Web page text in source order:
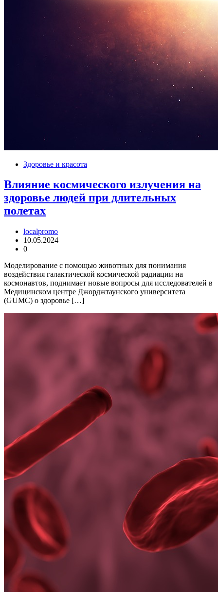
Здоровье и красота
Влияние космического излучения на
здоровье людей при длительных
полетах
localpromo
10.05.2024
0
Моделирование с помощью животных для понимания
воздействия галактической космической радиации на
космонавтов, поднимает новые вопросы для исследователей в
Медицинском центре Джорджтаунского университета
(GUMC) о здоровье […]